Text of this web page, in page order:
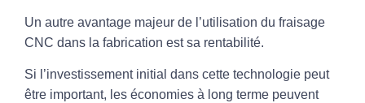
Un autre avantage majeur de l’utilisation du fraisage
CNC dans la fabrication est sa rentabilité.
Si l’investissement initial dans cette technologie peut
être important, les économies à long terme peuvent